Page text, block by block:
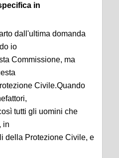
in
dall'ultima domanda
io
Commissione, ma
Civile.Quando
tutti gli uomini che
in
della Protezione Civile, e